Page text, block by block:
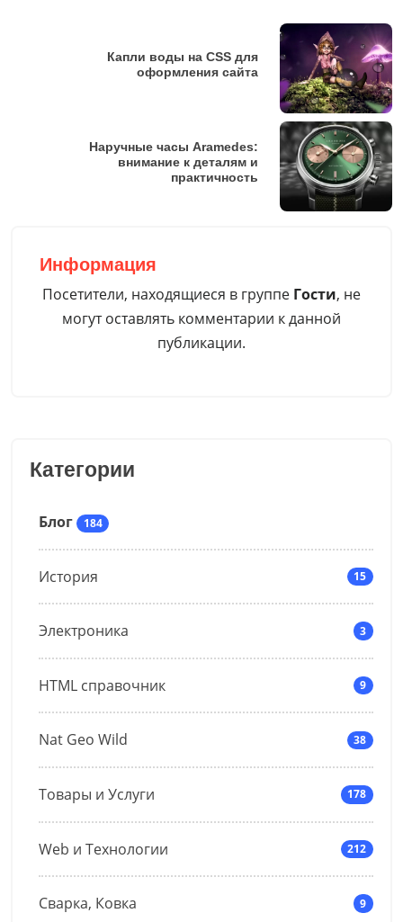
Категории
Блог 184
История 15
Электроника 3
HTML справочник 9
Nat Geo Wild 38
Товары и Услуги 178
Web и Технологии 212
Сварка, Ковка 9
Капли воды на CSS для
оформления сайта
Наручные часы Aramedes:
внимание к деталям и
практичность
Информация
Посетители, находящиеся в группе Гости, не
могут оставлять комментарии к данной
публикации.